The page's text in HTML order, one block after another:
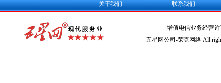
关于我们 联系我们
增值电信业务经营
五星网公司-荣克网络 All